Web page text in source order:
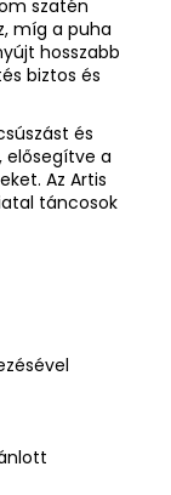
szatén
míg a puha
hosszabb
biztos és
és
a
Az Artis
táncosok